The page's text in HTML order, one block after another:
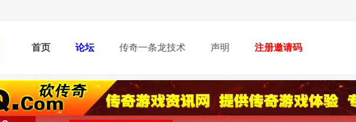
首页 论坛 传奇一条龙技术 声明 注册邀请码